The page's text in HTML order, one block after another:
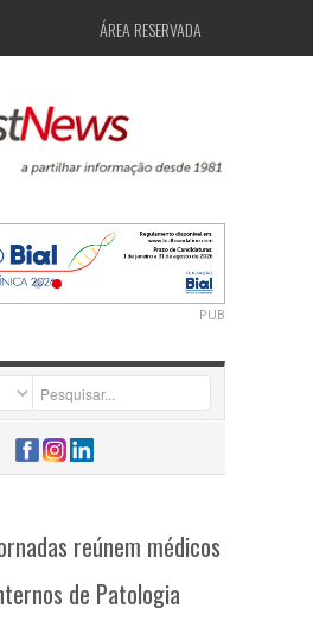
ÁREA RESERVADA
PUB
reúnem médicos
de Patologia